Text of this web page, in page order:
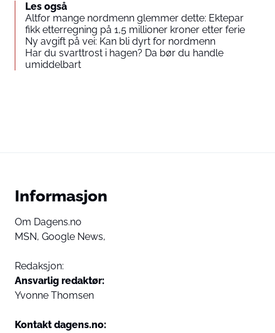
Les også
Altfor mange nordmenn glemmer dette: Ektepar
fikk etterregning på 1,5 millioner kroner etter ferie
Ny avgift på vei: Kan bli dyrt for nordmenn
Har du svarttrost i hagen? Da bør du handle
umiddelbart
Informasjon
Om Dagens.no
MSN, Google News,
Redaksjon:
Ansvarlig redaktør:
Yvonne Thomsen
Kontakt dagens.no: